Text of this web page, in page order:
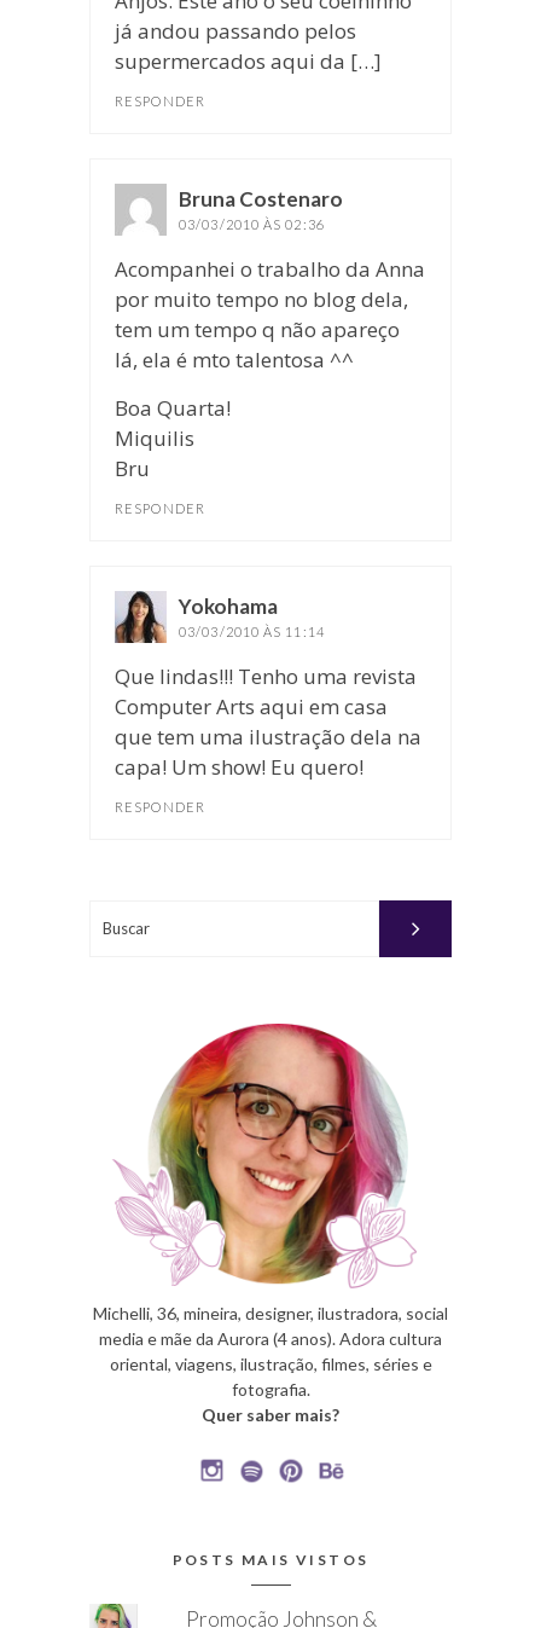
já andou passando pelos
supermercados aqui da […]
RESPONDER
Bruna Costenaro
03/03/2010 ÀS 02:36
Acompanhei o trabalho da Anna
por muito tempo no blog dela,
tem um tempo q não apareço
lá, ela é mto talentosa ^^
Boa Quarta!
Miquilis
Bru
RESPONDER
Yokohama
03/03/2010 ÀS 11:14
Que lindas!!! Tenho uma revista
Computer Arts aqui em casa
que tem uma ilustração dela na
capa! Um show! Eu quero!
RESPONDER
Michelli, 36, mineira, designer, ilustradora, social
media e mãe da Aurora (4 anos). Adora cultura
oriental, viagens, ilustração, filmes, séries e
fotografia.
Quer saber mais?
POSTS MAIS VISTOS
Promoção Johnson &